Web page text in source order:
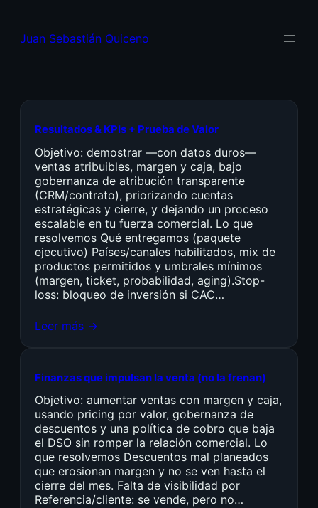
Juan Sebastián Quiceno
Resultados & KPIs + Prueba de Valor
Objetivo: demostrar —con datos duros—
ventas atribuibles, margen y caja, bajo
gobernanza de atribución transparente
(CRM/contrato), priorizando cuentas
estratégicas y cierre, y dejando un proceso
escalable en tu fuerza comercial. Lo que
resolvemos Qué entregamos (paquete
ejecutivo) Países/canales habilitados, mix de
productos permitidos y umbrales mínimos
(margen, ticket, probabilidad, aging).Stop-
loss: bloqueo de inversión si CAC…
Leer más →
Finanzas que impulsan la venta (no la frenan)
Objetivo: aumentar ventas con margen y caja,
usando pricing por valor, gobernanza de
descuentos y una política de cobro que baja
el DSO sin romper la relación comercial. Lo
que resolvemos Descuentos mal planeados
que erosionan margen y no se ven hasta el
cierre del mes. Falta de visibilidad por
Referencia/cliente: se vende, pero no…